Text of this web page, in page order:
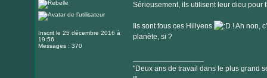
internet
Inscrit le 25 décembre 2016 à
19:56
Messages : 370
Sérieusement, ils utilisent leur dieu pour
Ils sont fous ces Hillyens
! Ah non,
planète, si ?
"Deux ans de travail dans le plus grand